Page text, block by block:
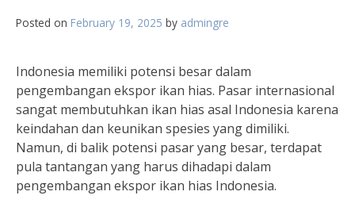
Posted on February 19, 2025 by admingre
Indonesia memiliki potensi besar dalam
pengembangan ekspor ikan hias. Pasar internasional
sangat membutuhkan ikan hias asal Indonesia karena
keindahan dan keunikan spesies yang dimiliki.
Namun, di balik potensi pasar yang besar, terdapat
pula tantangan yang harus dihadapi dalam
pengembangan ekspor ikan hias Indonesia.